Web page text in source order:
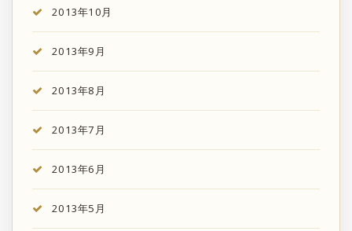
2013年10月
2013年9月
2013年8月
2013年7月
2013年6月
2013年5月